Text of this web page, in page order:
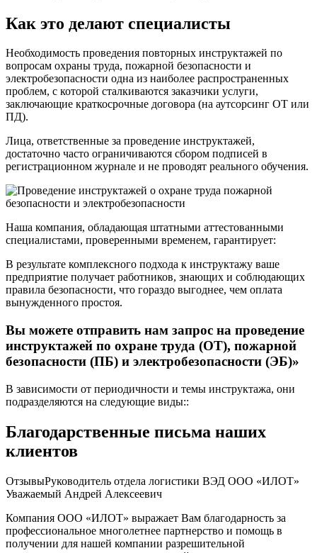
Как это делают специалисты
Необходимость проведения повторных инструктажей по
вопросам охраны труда, пожарной безопасности и
электробезопасности одна из наиболее распространенных
проблем, с которой сталкиваются заказчики услуги,
заключающие краткосрочные договора (на аутсорсинг ОТ или
ПД).
Лица, ответственные за проведение инструктажей,
достаточно часто ограничиваются сбором подписей в
регистрационном журнале и не проводят реального обучения.
Наша компания, обладающая штатными аттестованными
специалистами, проверенными временем, гарантирует:
В результате комплексного подхода к инструктажу ваше
предприятие получает работников, знающих и соблюдающих
правила безопасности, что гораздо выгоднее, чем оплата
вынужденного простоя.
Вы можете отправить нам запрос на проведение
инструктажей по охране труда (ОТ), пожарной
безопасности (ПБ) и электробезопасности (ЭБ)»
В зависимости от периодичности и темы инструктажа, они
подразделяются на следующие виды::
Благодарственные письма наших
клиентов
ОтзывыРуководитель отдела логистики ВЭД ООО «ИЛОТ»
Уважаемый Андрей Алексеевич
Компания ООО «ИЛОТ» выражает Вам благодарность за
профессиональное многолетнее партнерство и помощь в
получении для нашей компании разрешительной